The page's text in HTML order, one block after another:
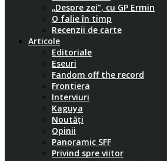
„Despre zei”, cu GP Ermin
O falie în timp
Recenzii de carte
Articole
Editoriale
Eseuri
Fandom off the record
Frontiera
Interviuri
Kaguya
Noutăți
Opinii
Panoramic SFF
Privind spre viitor